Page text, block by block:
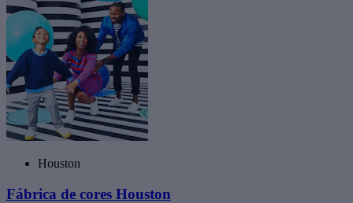
Houston
Fábrica de cores Houston